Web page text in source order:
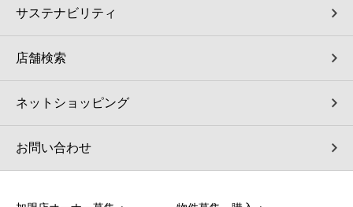
サステナビリティ
店舗検索
ネットショッピング
お問い合わせ